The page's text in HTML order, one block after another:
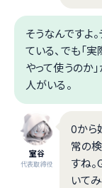
そうなんですよ
ている、でも「
やって使うのか
人がいる。
室谷
代表取締役
0から
常の
すね
いてみ